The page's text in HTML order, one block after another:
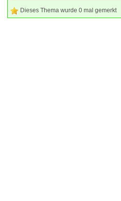
Dieses Thema wurde 0 mal gemerkt